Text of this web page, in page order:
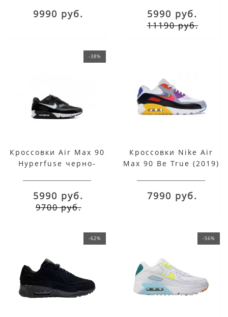
9990 руб. 5990 руб.
11190 руб.
-38%
Кроссовки Air Max 90
Hyperfuse черно-
5990 руб.
9700 руб.
Кроссовки Nike Air
Max 90 Be True (2019)
7990 руб.
-62% -56%